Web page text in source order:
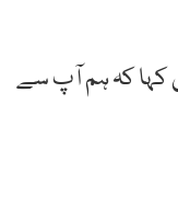
کہا کہ ہم آپ سے